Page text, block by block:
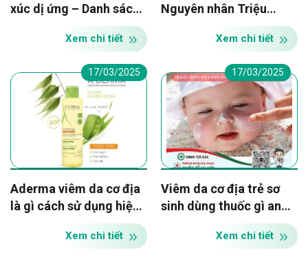
xúc dị ứng – Danh sách
Xem chi tiết
Nguyên nhân Triệu
chứng và Hình ảnh rõ
Xem chi tiết
17/03/2025
Aderma viêm da cơ địa
là gì cách sử dụng hiệu
Xem chi tiết
17/03/2025
Viêm da cơ địa trẻ sơ
sinh dùng thuốc gì an
toàn nhanh khỏi nhẹ dịu
Xem chi tiết